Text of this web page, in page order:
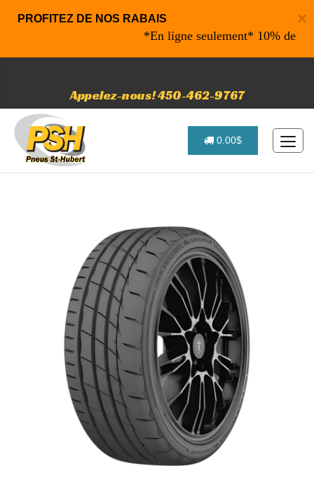
×
PROFITEZ DE NOS RABAIS
*En ligne seulement* 10% de rabais
Appelez-nous! 450-462-9767
0.00$